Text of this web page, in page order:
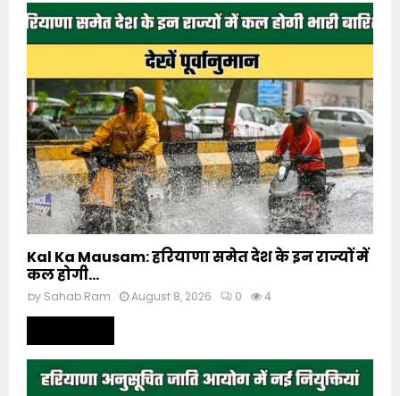
Kal Ka Mausam: हरियाणा समेत देश के इन राज्यों में
कल होगी...
by Sahab Ram August 8, 2026 0 4